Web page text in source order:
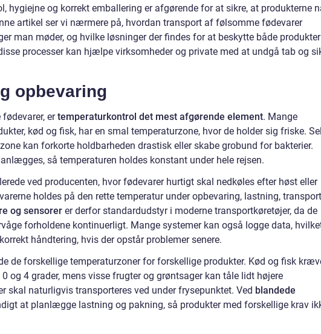
hygiejne og korrekt emballering er afgørende for at sikre, at produkterne
artikel ser vi nærmere på, hvordan transport af følsomme fødevarer
man møder, og hvilke løsninger der findes for at beskytte både produkter
processer kan hjælpe virksomheder og private med at undgå tab og
opbevaring
ertemperaturkontrol det mest afgørende element. Mange
kød og fisk, har en smal temperaturzone, hvor de holder sig friske.
kan forkorte holdbarheden drastisk eller skabe grobund for bakterier.
så temperaturen holdes konstant under hele rejsen.
ved producenten, hvor fødevarer hurtigt skal nedkøles efter høst eller
holdes på den rette temperatur under opbevaring, lastning, transport
og sensorer er derfor standardudstyr i moderne transportkøretøjer, da de
forholdene kontinuerligt. Mange systemer kan også logge data,
håndtering, hvis der opstår problemer senere.
de forskellige temperaturzoner for forskellige produkter. Kød og fisk
og 4 grader, mens visse frugter og grøntsager kan tåle lidt højere
skal naturligvis transporteres ved under frysepunktet. Ved blandede
at planlægge lastning og pakning, så produkter med forskellige krav